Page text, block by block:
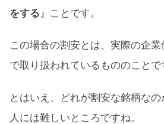
をする』ことです。
この場合の割安とは、実際の企
で取り扱われているもののことで
とはいえ、どれが割安な銘柄な
人には難しいところですね。